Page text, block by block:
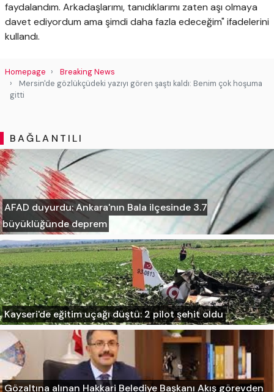
faydalandım. Arkadaşlarımı, tanıdıklarımı zaten aşı olmaya
davet ediyordum ama şimdi daha fazla edeceğim" ifadelerini
kullandı.
Homepage
Breaking News
Mersin'de gözlükçüdeki yazıyı gören şaştı kaldı: Benim çok hoşuma
gitti
BAĞLANTILI
AFAD duyurdu: Ankara'nın Bala ilçesinde 3.7
büyüklüğünde deprem
Kayseri'de eğitim uçağı düştü: 2 pilot şehit oldu
Gözaltına alınan Hakkari Belediye Başkanı Akış görevden